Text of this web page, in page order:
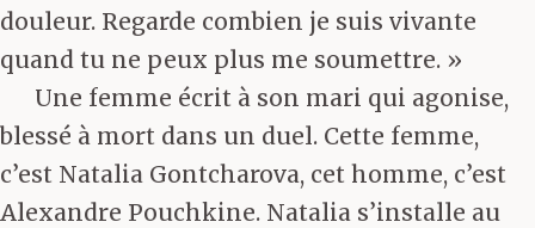
douleur. Regarde combien je suis vivante
quand tu ne peux plus me soumettre. »
Une femme écrit à son mari qui agonise,
blessé à mort dans un duel. Cette femme,
c’est Natalia Gontcharova, cet homme, c’est
Alexandre Pouchkine. Natalia s’installe au